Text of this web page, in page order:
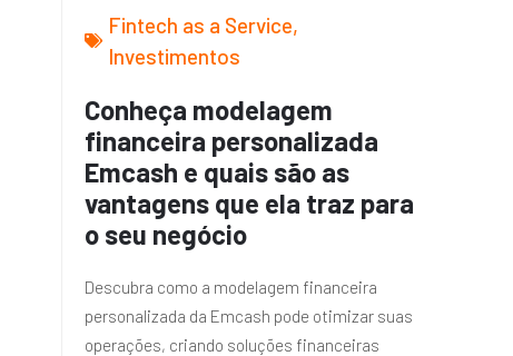
Fintech as a Service,
Investimentos
Conheça modelagem
financeira personalizada
Emcash e quais são as
vantagens que ela traz para
o seu negócio
Descubra como a modelagem financeira
personalizada da Emcash pode otimizar suas
operações, criando soluções financeiras